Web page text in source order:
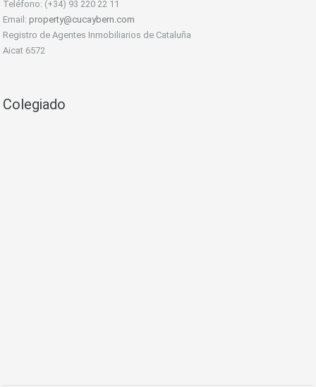
Teléfono: (+34) 93 220 22 11
Email: property@cucaybern.com
Registro de Agentes Inmobiliarios de Cataluña
Aicat 6572
Colegiado